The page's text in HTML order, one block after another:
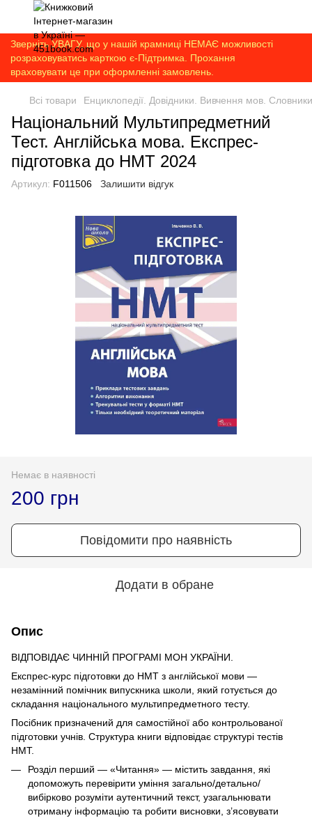
Зверніть УВАГУ, що у нашій крамниці НЕМАЄ можливості
розраховуватись карткою є-Підтримка. Прохання
враховувати це при оформленні замовлень.
Всі товари Енциклопедії. Довідники. Вивчення мов. Словники
Національний Мультипредметний
Тест. Англійська мова. Експрес-
підготовка до НМТ 2024
Артикул: F011506 Залишити відгук
Немає в наявності
200 грн
Повідомити про наявність
Додати в обране
Опис
ВІДПОВІДАЄ ЧИННІЙ ПРОГРАМІ МОН УКРАЇНИ.
Експрес-курс підготовки до НМТ з англійської мови —
незамінний помічник випускника школи, який готується до
складання національного мультипредметного тесту.
Посібник призначений для самостійної або контрольованої
підготовки учнів. Структура книги відповідає структурі тестів
НМТ.
Розділ перший — «Читання» — містить завдання, які
допоможуть перевірити уміння загально/детально/
вибірково розуміти аутентичний текст, узагальнювати
отриману інформацію та робити висновки, з’ясовувати